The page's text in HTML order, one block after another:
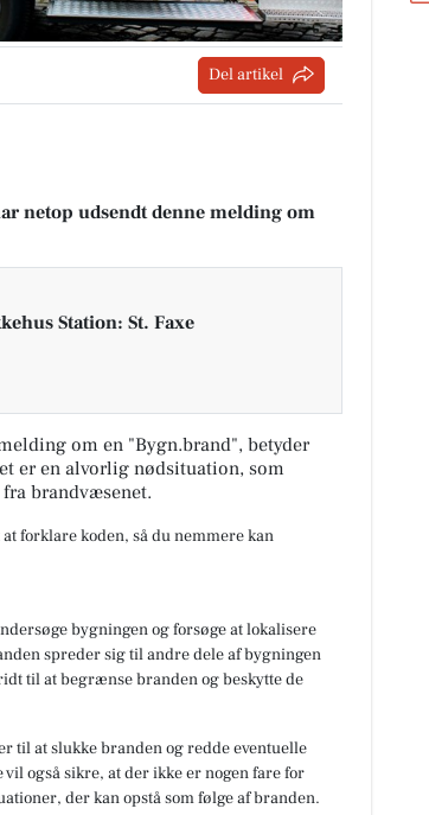
Del artikel
netop udsendt denne melding om
Station: St. Faxe
om en "Bygn.brand", betyder
er en alvorlig nødsituation, som
brandvæsenet.
forklare koden, så du nemmere kan
bygningen og forsøge at lokalisere
spreder sig til andre dele af bygningen
til at begrænse branden og beskytte de
til at slukke branden og redde eventuelle
også sikre, at der ikke er nogen fare for
der kan opstå som følge af branden.